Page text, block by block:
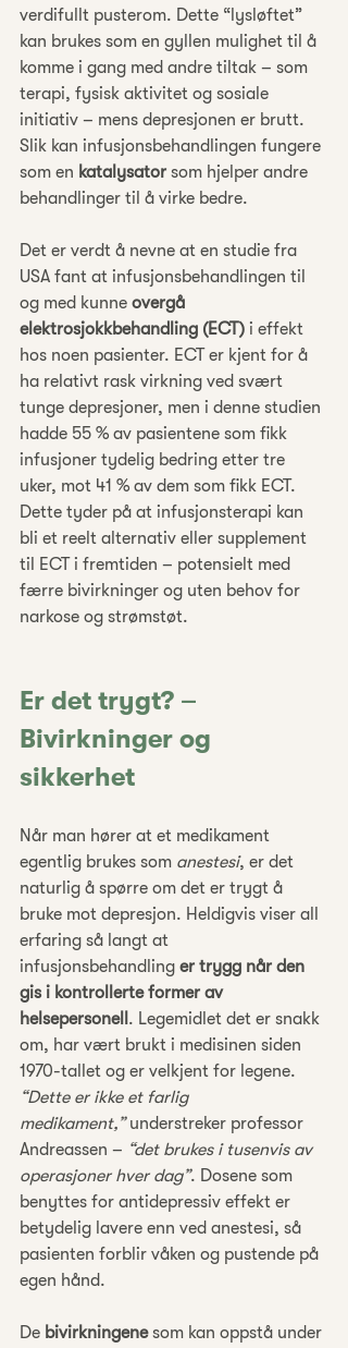
verdifullt pusterom. Dette “lysløftet”
kan brukes som en gyllen mulighet til å
komme i gang med andre tiltak – som
terapi, fysisk aktivitet og sosiale
initiativ – mens depresjonen er brutt.
Slik kan infusjonsbehandlingen fungere
som en katalysator som hjelper andre
behandlinger til å virke bedre.
Det er verdt å nevne at en studie fra
USA fant at infusjonsbehandlingen til
og med kunne overgå
elektrosjokkbehandling (ECT) i effekt
hos noen pasienter. ECT er kjent for å
ha relativt rask virkning ved svært
tunge depresjoner, men i denne studien
hadde 55 % av pasientene som fikk
infusjoner tydelig bedring etter tre
uker, mot 41 % av dem som fikk ECT.
Dette tyder på at infusjonsterapi kan
bli et reelt alternativ eller supplement
til ECT i fremtiden – potensielt med
færre bivirkninger og uten behov for
narkose og strømstøt.
Er det trygt? –
Bivirkninger og
sikkerhet
Når man hører at et medikament
egentlig brukes som anestesi, er det
naturlig å spørre om det er trygt å
bruke mot depresjon. Heldigvis viser all
erfaring så langt at
infusjonsbehandling er trygg når den
gis i kontrollerte former av
helsepersonell . Legemidlet det er snakk
om, har vært brukt i medisinen siden
1970-tallet og er velkjent for legene.
“Dette er ikke et farlig
medikament,” understreker professor
Andreassen – “det brukes i tusenvis av
operasjoner hver dag”. Dosene som
benyttes for antidepressiv effekt er
betydelig lavere enn ved anestesi, så
pasienten forblir våken og pustende på
egen hånd.
De bivirkningene som kan oppstå under